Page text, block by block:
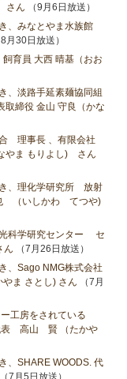
さん （9月6日放送）
、みなとやま水族館
8月30日放送）
育員 大西 晴基（おお
、淡路手延素麺協同組
締役 金山 守良（かな
理事長 、有限会社
やま もりよし) さん
、理化学研究所 放射
（いしかわ てつや)
科学研究センター セ
ん （7月26日放送）
、Sago NMG株式会社
ま さとし) さん （7月
工房をされている
表 高山 賢 （たかや
、SHARE WOODS. 代
（7月5日放送）